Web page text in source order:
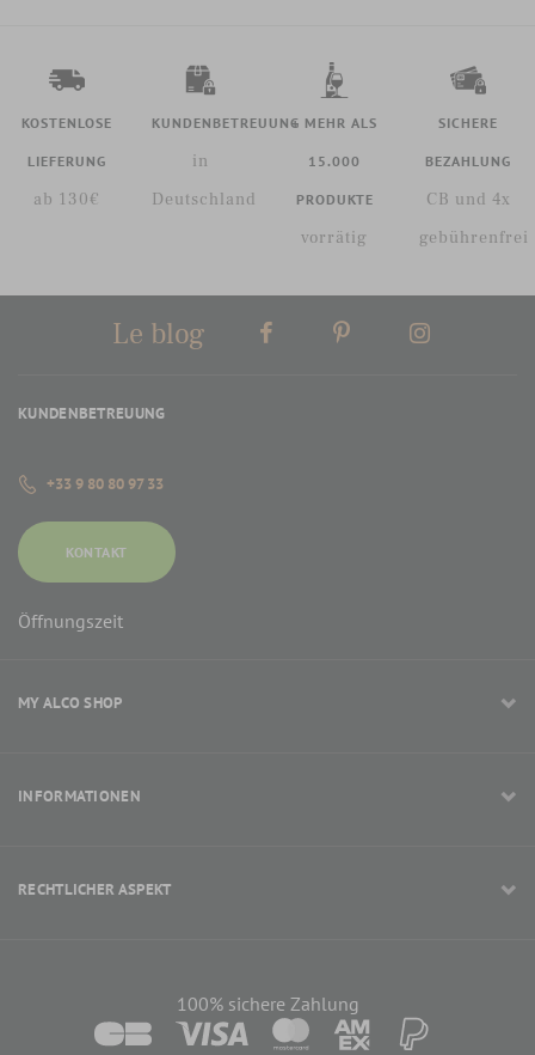
KOSTENLOSE
LIEFERUNG
ab 130€
KUNDENBETREUUNG
in
Deutschland
+ MEHR ALS
15.000
PRODUKTE
vorrätig
SICHERE
BEZAHLUNG
CB und 4x
gebührenfrei
Le blog
KUNDENBETREUUNG
+33 9 80 80 97 33
KONTAKT
Öffnungszeit
MY ALCO SHOP
INFORMATIONEN
RECHTLICHER ASPEKT
100% sichere Zahlung